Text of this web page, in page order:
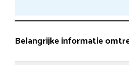
Belangrijke informatie